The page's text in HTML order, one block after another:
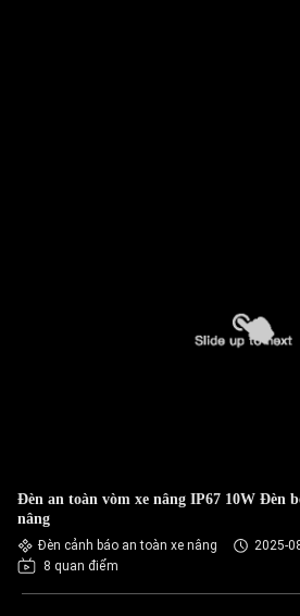
Đèn an toàn vòm xe nâng IP67 10W Đèn
nâng
Đèn cảnh báo an toàn xe nâng
2025-
8 quan điểm